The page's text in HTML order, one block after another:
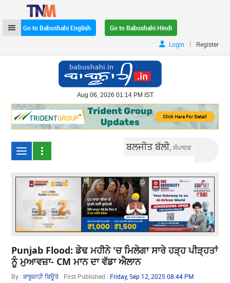
Go to Babushahi English
Go to Babushahi Hindi
Login
| Register
Aug 06, 2026 01:14 PM IST
ਬਲਜੀਤ ਬੱਲੀ,ਸੰਪਾਦਕ
Punjab Flood: ਡੇਢ ਮਹੀਨੇ 'ਚ ਮਿਲੇਗਾ ਸਾਰੇ ਹੜ੍ਹ ਪੀੜ੍ਹਤਾਂ
ਨੂੰ ਮੁਆਵਜ਼ਾ- CM ਮਾਨ ਦਾ ਵੱਡਾ ਐਲਾਨ
By :ਬਾਬੂਸ਼ਾਹੀ ਬਿਊਰੋ First Published : Friday, Sep 12, 2025 08:44 PM